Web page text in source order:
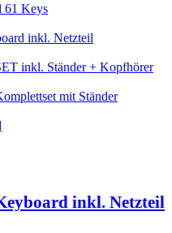
61 Keys
inkl. Netzteil
inkl. Ständer + Kopfhörer
mit Ständer
inkl. Netzteil